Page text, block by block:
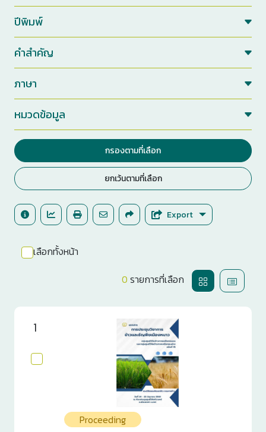
ปีพิมพ์
คำสำคัญ
ภาษา
หมวดข้อมูล
กรองตามที่เลือก
ยกเว้นตามที่เลือก
Export
เลือกทั้งหน้า
0 รายการที่เลือก
1
Proceeding